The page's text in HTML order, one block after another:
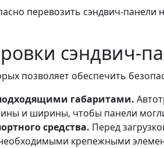
перевозить сэндвич-
сэндвич-
позволяет обеспечить
габаритами.
и ширины, чтобы панели
средства. Перед
крепежными